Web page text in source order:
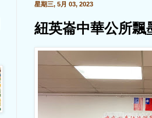
星期三, 5月 03, 2023
紐英崙中華公所飄